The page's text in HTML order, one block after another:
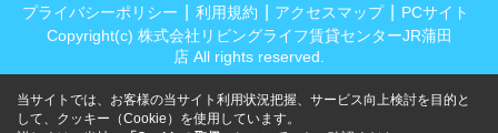
プライバシーポリシー 利用規約 アクセスマップ
PCサイト
Copyright(c) 株式会社リビングライフ賃貸センターJR蒲田
店 All rights reserved.
当サイトでは、お客様の当サイト利用状況把握、サービス向上検討を目的と
して、クッキー（Cookie）を使用しています。